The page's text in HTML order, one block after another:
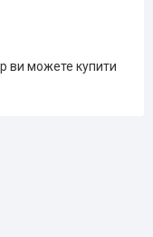
ви можете купити